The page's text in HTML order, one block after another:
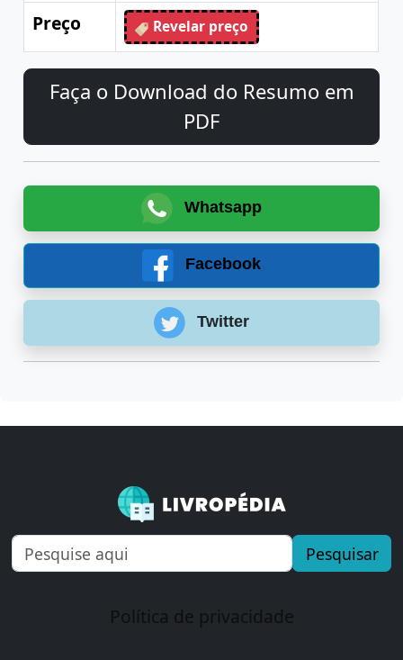
Preço
Revelar preço
Faça o Download do Resumo em
PDF
Whatsapp
Facebook
Twitter
Pesquisar
Política de privacidade